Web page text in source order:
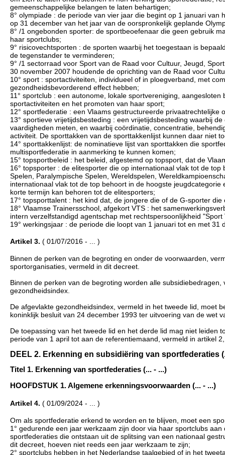
gemeenschappelijke belangen te laten behartigen;
8° olympiade : de periode van vier jaar die begint op 1 januari
op 31 december van het jaar van de oorspronkelijk geplande
8° /1 ongebonden sporter: de sportbeoefenaar die geen gebruik
haar sportclubs;
9° risicovechtsporten : de sporten waarbij het toegestaan is
de tegenstander te verminderen;
9° /1 sectorraad voor Sport van de Raad voor Cultuur, Jeugd,
30 november 2007 houdende de oprichting van de Raad voor
10° sport : sportactiviteiten, individueel of in ploegverband, met
gezondheidsbevorderend effect hebben;
11° sportclub : een autonome, lokale sportvereniging,
sportactiviteiten en het promoten van haar sport;
12° sportfederatie : een Vlaams gestructureerde
13° sportieve vrijetijdsbesteding : een vrijetijdsbesteding waarbij
vaardigheden meten, en waarbij coördinatie, concentratie,
activiteit. De sporttakken van de sporttakkenlijst kunnen daar niet
14° sporttakkenlijst: de nominatieve lijst van sporttakken die
multisportfederatie in aanmerking te kunnen komen;
15° topsportbeleid : het beleid, afgestemd op topsport, dat de
16° topsporter : de elitesporter die op internationaal vlak tot de
Spelen, Paralympische Spelen, Wereldspelen,
internationaal vlak tot de top behoort in de hoogste
korte termijn kan behoren tot de elitesporters;
17° topsporttalent : het kind dat, de jongere die of de G-sporter
18° Vlaamse Trainersschool, afgekort VTS : het
intern verzelfstandigd agentschap met rechtspersoonlijkheid "Sport
19° werkingsjaar : de periode die loopt van 1 januari tot en met 31
Artikel 3. ( 01/07/2016 - ... )
Binnen de perken van de begroting en onder de voorwaarden,
sportorganisaties, vermeld in dit decreet.
Binnen de perken van de begroting worden alle
gezondheidsindex.
De afgevlakte gezondheidsindex, vermeld in het tweede lid, moet
koninklijk besluit van 24 december 1993 ter uitvoering van de wet
De toepassing van het tweede lid en het derde lid mag niet leiden
periode van 1 april tot aan de referentiemaand, vermeld in artikel
DEEL 2. Erkenning en subsidiëring van sportfederaties
Titel 1. Erkenning van sportfederaties (... - ...)
HOOFDSTUK 1. Algemene erkenningsvoorwaarden (... - ...)
Artikel 4. ( 01/09/2024 - ... )
Om als sportfederatie erkend te worden en te blijven, moet een
1° gedurende een jaar werkzaam zijn door via haar sportclubs
sportfederaties die ontstaan uit de splitsing van een nationaal
dit decreet, hoeven niet reeds een jaar werkzaam te zijn;
2° sportclubs hebben in het Nederlandse taalgebied of in het